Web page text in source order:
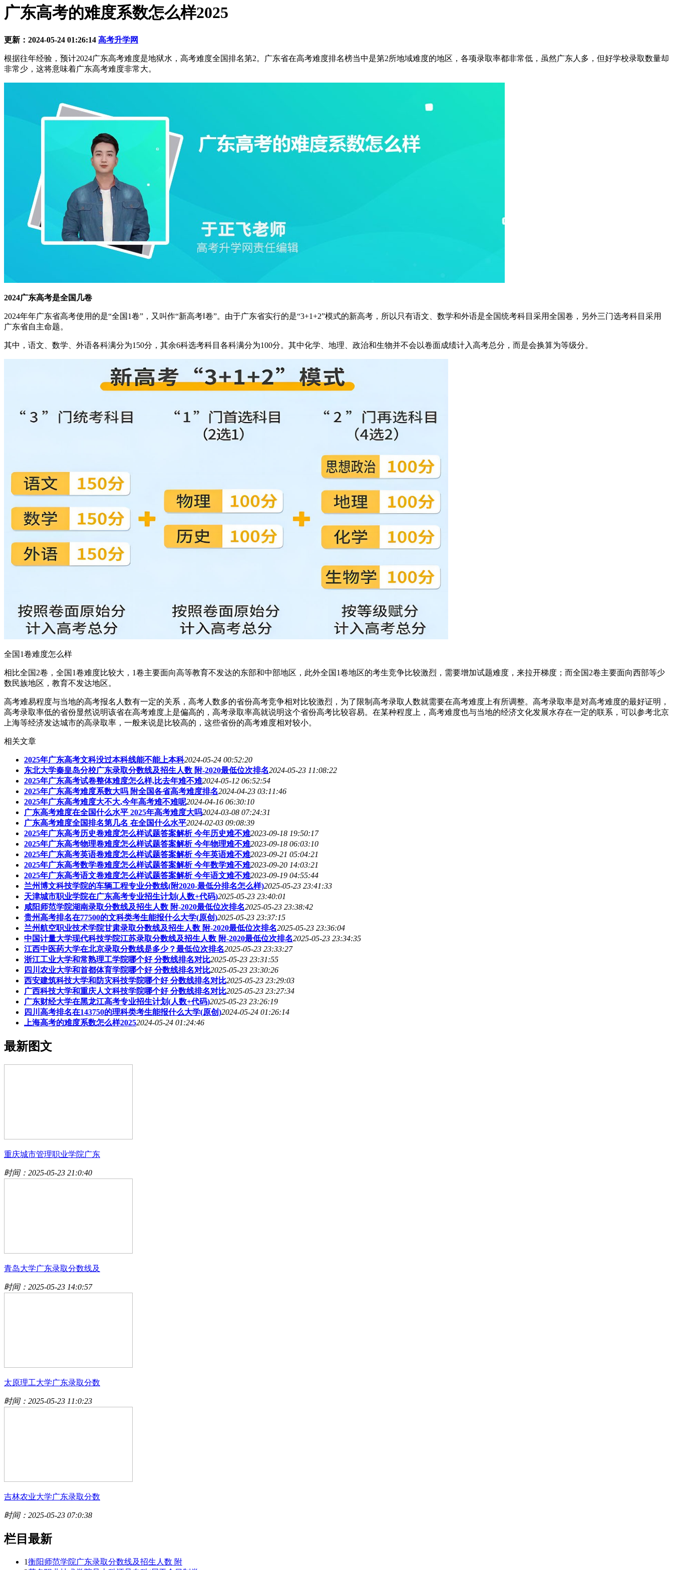
广东高考的难度系数怎么样2025
更新：2024-05-24 01:26:14 高考升学网
根据往年经验，预计2024广东高考难度是地狱水，高考难度全国排名第2。广东省在高考难度排名榜当中是第2所地域难度的地区，各项录取率都非常低，虽然广东人多，但好学校录取数量却
非常少，这将意味着广东高考难度非常大。
2024广东高考是全国几卷
2024年年广东省高考使用的是“全国1卷”，又叫作“新高考Ⅰ卷”。由于广东省实行的是“3+1+2”模式的新高考，所以只有语文、数学和外语是全国统考科目采用全国卷，另外三门选考科目采用
广东省自主命题。
其中，语文、数学、外语各科满分为150分，其余6科选考科目各科满分为100分。其中化学、地理、政治和生物并不会以卷面成绩计入高考总分，而是会换算为等级分。
全国1卷难度怎么样
相比全国2卷，全国1卷难度比较大，1卷主要面向高等教育不发达的东部和中部地区，此外全国1卷地区的考生竞争比较激烈，需要增加试题难度，来拉开梯度；而全国2卷主要面向西部等少
数民族地区，教育不发达地区。
高考难易程度与当地的高考报名人数有一定的关系，高考人数多的省份高考竞争相对比较激烈，为了限制高考录取人数就需要在高考难度上有所调整。高考录取率是对高考难度的最好证明，
高考录取率低的省份显然说明该省在高考难度上是偏高的，高考录取率高就说明这个省份高考比较容易。在某种程度上，高考难度也与当地的经济文化发展水存在一定的联系，可以参考北京
上海等经济发达城市的高录取率，一般来说是比较高的，这些省份的高考难度相对较小。
相关文章
2025年广东高考文科没过本科线能不能上本科2024-05-24 00:52:20
东北大学秦皇岛分校广东录取分数线及招生人数 附-2020最低位次排名2024-05-23 11:08:22
2025年广东高考试卷整体难度怎么样,比去年难不难2024-05-12 06:52:54
2025年广东高考难度系数大吗 附全国各省高考难度排名2024-04-23 03:11:46
2025年广东高考难度大不大,今年高考难不难呢2024-04-16 06:30:10
广东高考难度在全国什么水平 2025年高考难度大吗2024-03-08 07:24:31
广东高考难度全国排名第几名 在全国什么水平2024-02-03 09:08:39
2025年广东高考历史卷难度怎么样试题答案解析 今年历史难不难2023-09-18 19:50:17
2025年广东高考物理卷难度怎么样试题答案解析 今年物理难不难2023-09-18 06:03:10
2025年广东高考英语卷难度怎么样试题答案解析 今年英语难不难2023-09-21 05:04:21
2025年广东高考数学卷难度怎么样试题答案解析 今年数学难不难2023-09-20 14:03:21
2025年广东高考语文卷难度怎么样试题答案解析 今年语文难不难2023-09-19 04:55:44
兰州博文科技学院的车辆工程专业分数线(附2020-最低分排名怎么样)2025-05-23 23:41:33
天津城市职业学院在广东高考专业招生计划(人数+代码)2025-05-23 23:40:01
咸阳师范学院湖南录取分数线及招生人数 附-2020最低位次排名2025-05-23 23:38:42
贵州高考排名在77500的文科类考生能报什么大学(原创)2025-05-23 23:37:15
兰州航空职业技术学院甘肃录取分数线及招生人数 附-2020最低位次排名2025-05-23 23:36:04
中国计量大学现代科技学院江苏录取分数线及招生人数 附-2020最低位次排名2025-05-23 23:34:35
江西中医药大学在北京录取分数线是多少？最低位次排名2025-05-23 23:33:27
浙江工业大学和常熟理工学院哪个好 分数线排名对比2025-05-23 23:31:55
四川农业大学和首都体育学院哪个好 分数线排名对比2025-05-23 23:30:26
西安建筑科技大学和防灾科技学院哪个好 分数线排名对比2025-05-23 23:29:03
广西科技大学和重庆人文科技学院哪个好 分数线排名对比2025-05-23 23:27:34
广东财经大学在黑龙江高考专业招生计划(人数+代码)2025-05-23 23:26:19
四川高考排名在143750的理科类考生能报什么大学(原创)2024-05-24 01:26:14
上海高考的难度系数怎么样20252024-05-24 01:24:46
最新图文
重庆城市管理职业学院广东
时间：2025-05-23 21:0:40
青岛大学广东录取分数线及
时间：2025-05-23 14:0:57
太原理工大学广东录取分数
时间：2025-05-23 11:0:23
吉林农业大学广东录取分数
时间：2025-05-23 07:0:38
栏目最新
1衡阳师范学院广东录取分数线及招生人数 附